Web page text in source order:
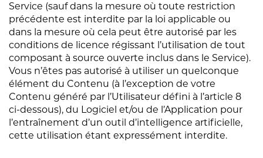
Service (sauf dans la mesure où toute restriction
précédente est interdite par la loi applicable ou
dans la mesure où cela peut être autorisé par les
conditions de licence régissant l’utilisation de tout
composant à source ouverte inclus dans le Service).
Vous n’êtes pas autorisé à utiliser un quelconque
élément du Contenu (à l’exception de votre
Contenu généré par l’Utilisateur défini à l’article 8
ci-dessous), du Logiciel et/ou de l’Application pour
l’entraînement d’un outil d’intelligence artificielle,
cette utilisation étant expressément interdite.